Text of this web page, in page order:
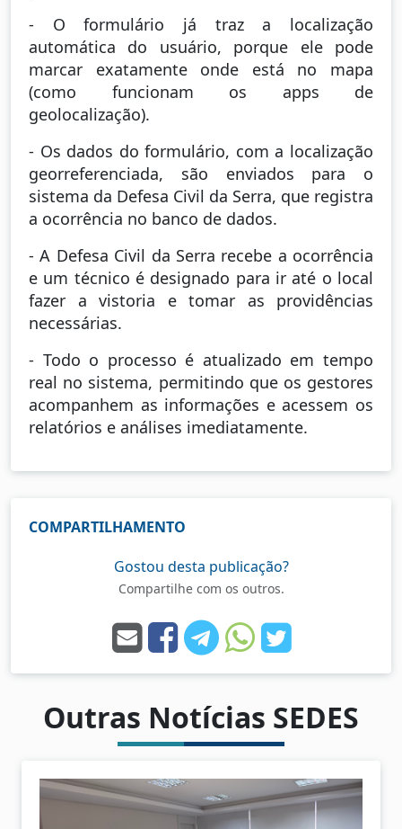
- O formulário já traz a localização
automática do usuário, porque ele pode
marcar exatamente onde está no mapa
(como funcionam os apps de
geolocalização).
- Os dados do formulário, com a localização
georreferenciada, são enviados para o
sistema da Defesa Civil da Serra, que registra
a ocorrência no banco de dados.
- A Defesa Civil da Serra recebe a ocorrência
e um técnico é designado para ir até o local
fazer a vistoria e tomar as providências
necessárias.
- Todo o processo é atualizado em tempo
real no sistema, permitindo que os gestores
acompanhem as informações e acessem os
relatórios e análises imediatamente.
COMPARTILHAMENTO
Gostou desta publicação?
Compartilhe com os outros.
Outras Notícias SEDES